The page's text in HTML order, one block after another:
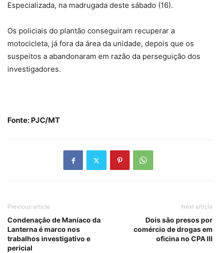
Especializada, na madrugada deste sábado (16).
Os policiais do plantão conseguiram recuperar a
motocicleta, já fora da área da unidade, depois que os
suspeitos a abandonaram em razão da perseguição dos
investigadores.
Fonte: PJC/MT
Previous article
Condenação de Maníaco da
Lanterna é marco nos
trabalhos investigativo e
pericial
Next article
Dois são presos por
comércio de drogas em
oficina no CPA III